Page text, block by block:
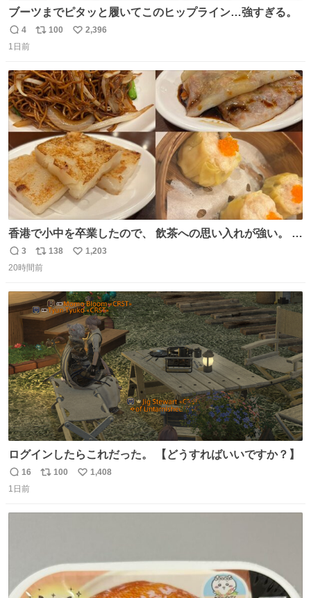
ブーツまでピタッと履いてこのヒップライン…強すぎる。
返
信
4
リ
ト
数
100
い
数
2,396
1日前
香港で小中を卒業したので、 飲茶への思い入れが強い。 常
に現地の味を探している。 横浜中華街まで行き、店を厳選
すれば流石に出会えるけど、もっと近場で気軽に行ける店
たけど、 総合的には満足。
返
信
3
リ
ポ
ト
数
138
い
数
1,203
20時間前
ログインしたらこれだった。 【どうすればいいですか？】
返
信
16
リ
100
い
1,408
1日前